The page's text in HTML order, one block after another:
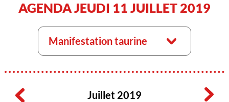
AGENDA JEUDI 11 JUILLET 2019
Manifestation taurine
Juillet 2019